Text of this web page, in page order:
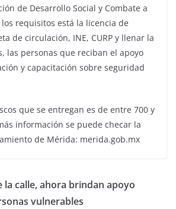
de Desarrollo Social y Combate a
requisitos está la licencia de
de circulación, INE, CURP y llenar la
las personas que reciban el apoyo
y capacitación sobre seguridad
que se entregan es de entre 700 y
información se puede checar la
de Mérida: merida.gob.mx
la calle, ahora brindan apoyo
vulnerables